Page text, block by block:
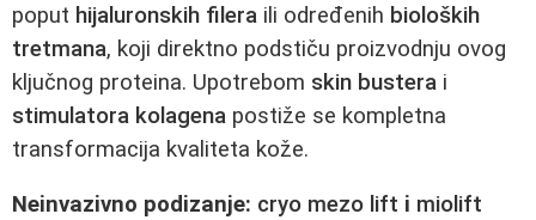
poput hijaluronskih filera ili određenih bioloških
tretmana, koji direktno podstiču proizvodnju ovog
ključnog proteina. Upotrebom skin bustera i
stimulatora kolagena postiže se kompletna
transformacija kvaliteta kože.
Neinvazivno podizanje: cryo mezo lift i miolift